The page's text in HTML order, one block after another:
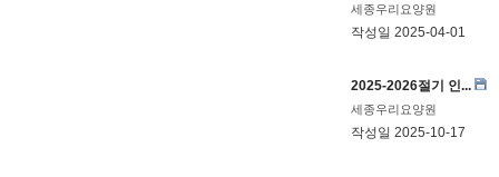
세종우리요양원
작성일 2025-04-01
2025-2026절기 인...
세종우리요양원
작성일 2025-10-17